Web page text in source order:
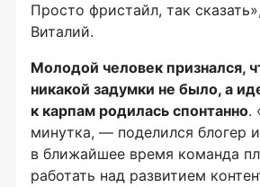
Просто фристайл, так
Виталий.
Молодой человек признался,
никакой задумки не было, а
к карпам родилась спонтанно.
минутка, — поделился блогер
в ближайшее время команда
работать над развитием